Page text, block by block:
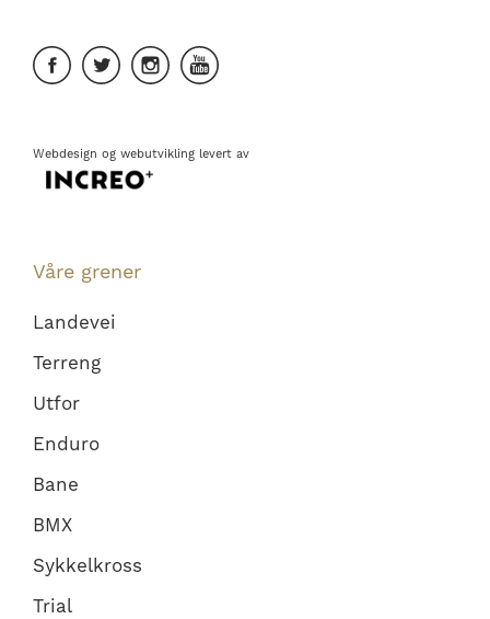
Webdesign og webutvikling levert av
Våre grener
Landevei
Terreng
Utfor
Enduro
Bane
BMX
Sykkelkross
Trial